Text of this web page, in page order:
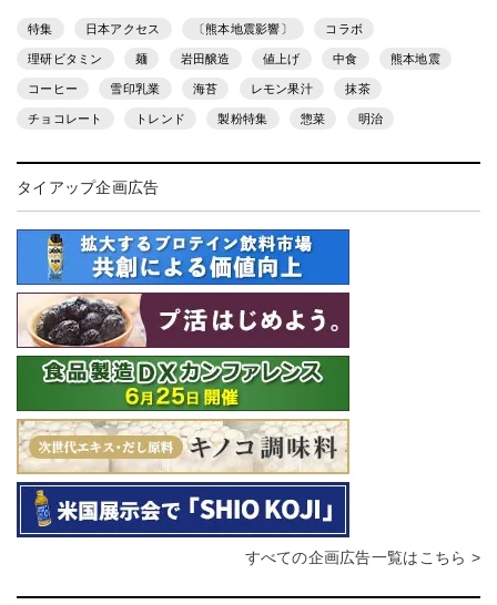
特集 日本アクセス 〔熊本地震影響〕 コラボ
理研ビタミン 麺 岩田醸造 値上げ 中食 熊本地震
コーヒー 雪印乳業 海苔 レモン果汁 抹茶
チョコレート トレンド 製粉特集 惣菜 明治
タイアップ企画広告
すべての企画広告一覧はこちら >